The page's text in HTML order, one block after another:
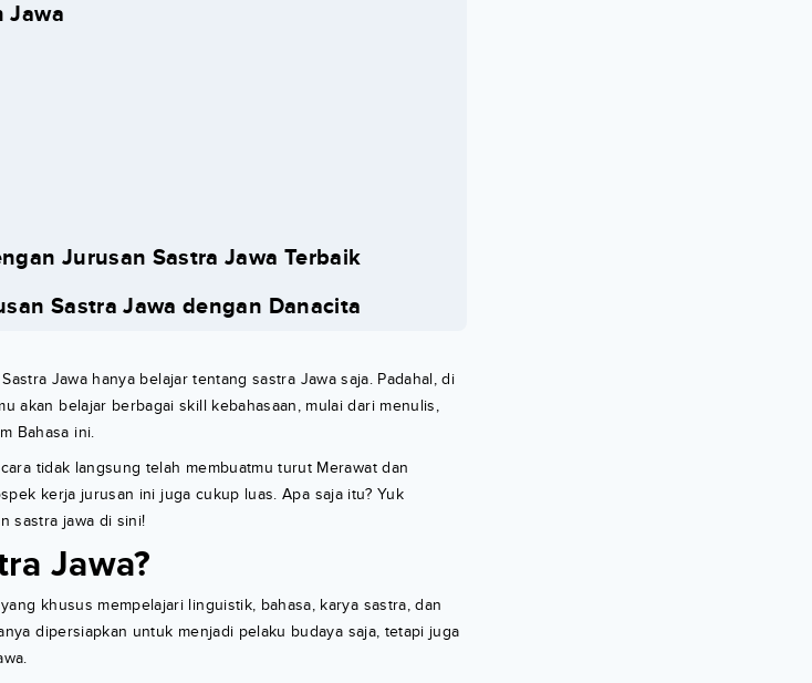
Jawa
Jurusan Sastra Jawa Terbaik
Sastra Jawa dengan Danacita
Jawa hanya belajar tentang sastra Jawa saja. Padahal, di
akan belajar berbagai skill kebahasaan, mulai dari menulis,
Bahasa ini.
tidak langsung telah membuatmu turut Merawat dan
kerja jurusan ini juga cukup luas. Apa saja itu? Yuk
sastra jawa di sini!
Jawa?
khusus mempelajari linguistik, bahasa, karya sastra, dan
dipersiapkan untuk menjadi pelaku budaya saja, tetapi juga